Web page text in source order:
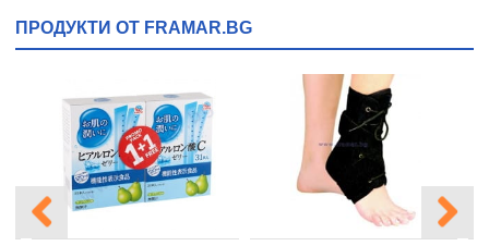
ПРОДУКТИ ОТ FRAMAR.BG